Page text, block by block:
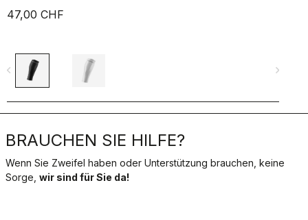
47,00 CHF
navigate_before navigate_next
BRAUCHEN SIE HILFE?
Wenn Sie Zweifel haben oder Unterstützung brauchen, keine
Sorge, wir sind für Sie da!